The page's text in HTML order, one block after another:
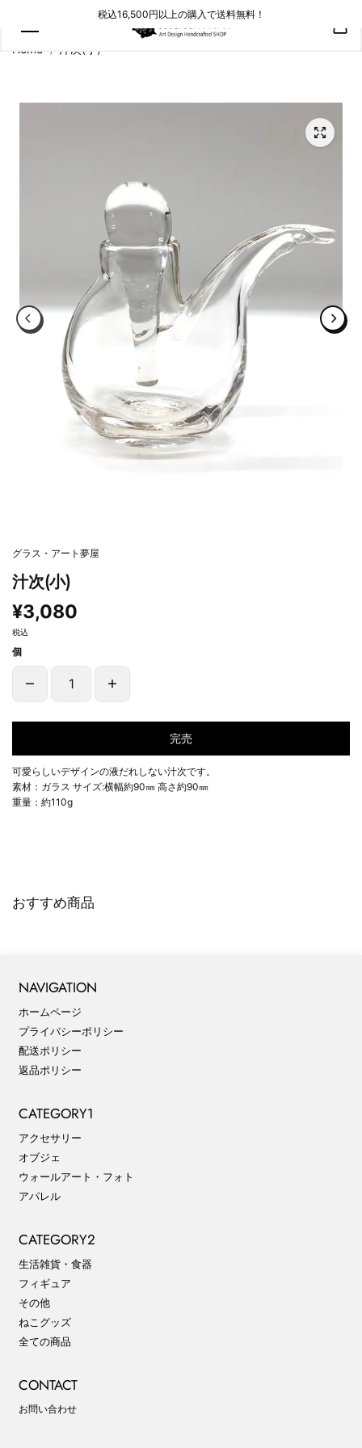
税込16,500円以上の購入で送料無料！
Home 汁次(小)
グラス・アート夢屋
汁次(小)
¥3,080
税込
個
完売
可愛らしいデザインの液だれしない汁次です。
素材：ガラス サイズ:横幅約90㎜ 高さ約90㎜
重量：約110g
おすすめ商品
NAVIGATION
ホームページ
プライバシーポリシー
配送ポリシー
返品ポリシー
CATEGORY1
アクセサリー
オブジェ
ウォールアート・フォト
アパレル
CATEGORY2
生活雑貨・食器
フィギュア
その他
ねこグッズ
全ての商品
CONTACT
お問い合わせ